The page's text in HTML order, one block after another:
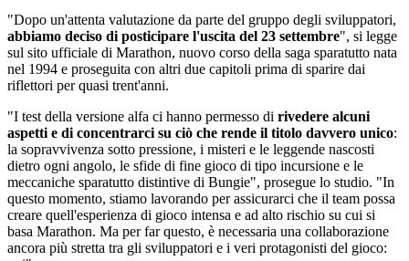
"Dopo un'attenta valutazione da parte del gruppo degli sviluppatori,
abbiamo deciso di posticipare l'uscita del 23 settembre", si legge
sul sito ufficiale di Marathon, nuovo corso della saga sparatutto nata
nel 1994 e proseguita con altri due capitoli prima di sparire dai
riflettori per quasi trent'anni.
"I test della versione alfa ci hanno permesso di rivedere alcuni
aspetti e di concentrarci su ciò che rende il titolo davvero unico:
la sopravvivenza sotto pressione, i misteri e le leggende nascosti
dietro ogni angolo, le sfide di fine gioco di tipo incursione e le
meccaniche sparatutto distintive di Bungie", prosegue lo studio. "In
questo momento, stiamo lavorando per assicurarci che il team possa
creare quell'esperienza di gioco intensa e ad alto rischio su cui si
basa Marathon. Ma per far questo, è necessaria una collaborazione
ancora più stretta tra gli sviluppatori e i veri protagonisti del gioco: